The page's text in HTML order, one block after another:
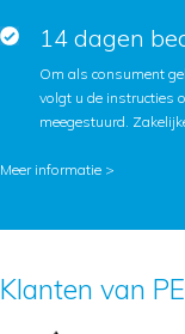
14 dagen
Om als consument
volgt u de instructies
meegestuurd.
Meer informatie >
Klanten van